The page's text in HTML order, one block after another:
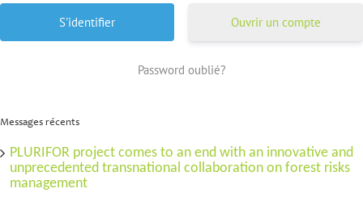
Ouvrir un compte
Password oublié?
Messages récents
PLURIFOR project comes to an end with an innovative and
unprecedented transnational collaboration on forest risks
management